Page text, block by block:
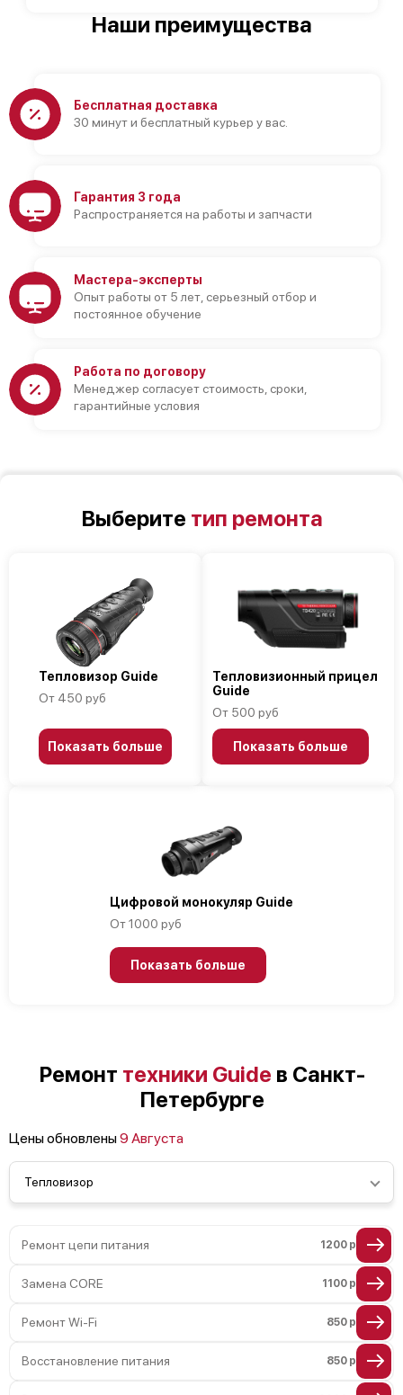
Наши преимущества
Бесплатная доставка
30 минут и бесплатный курьер у вас.
Гарантия 3 года
Распространяется на работы и запчасти
Мастера-эксперты
Опыт работы от 5 лет, серьезный отбор и
постоянное обучение
Работа по договору
Менеджер согласует стоимость, сроки,
гарантийные условия
Выберите тип ремонта
Тепловизор Guide
От 450 руб
Показать больше
Тепловизионный прицел
Guide
От 500 руб
Показать больше
Цифровой монокуляр Guide
От 1000 руб
Показать больше
Ремонт техники Guide в Санкт-
Петербурге
Цены обновлены9 Августа
Тепловизор
Ремонт цепи питания 1200 р
Замена CORE 1100 р
Ремонт Wi-Fi 850 р
Восстановление питания 850 р